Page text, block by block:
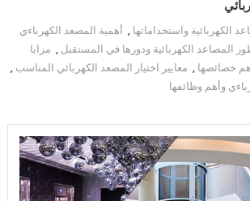
الكهربائية واستخداماتها , أهمية المصعد الكهرباءي
المصاعد الكهربائية ودورها في المستقبل , مزايا
خصائصها , معايير اختيار المصعد الكهربائي المناسب ,
وأهم وظائفها